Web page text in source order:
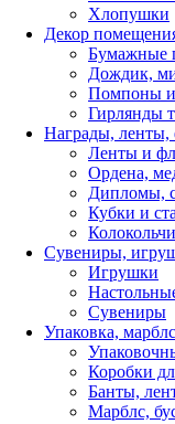
Хлопушки
Декор
Бумажные
Дождик,
Помпоны
Гирлянды
Награды, ленты,
Ленты и
Ордена,
Дипломы,
Кубки и
Сувениры,
Игрушки
Сувениры
Упаковка, марблс
Коробки
Банты,
Марблс,